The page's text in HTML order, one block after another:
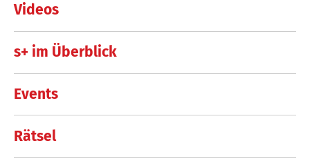
Videos
s+ im Überblick
Events
Rätsel